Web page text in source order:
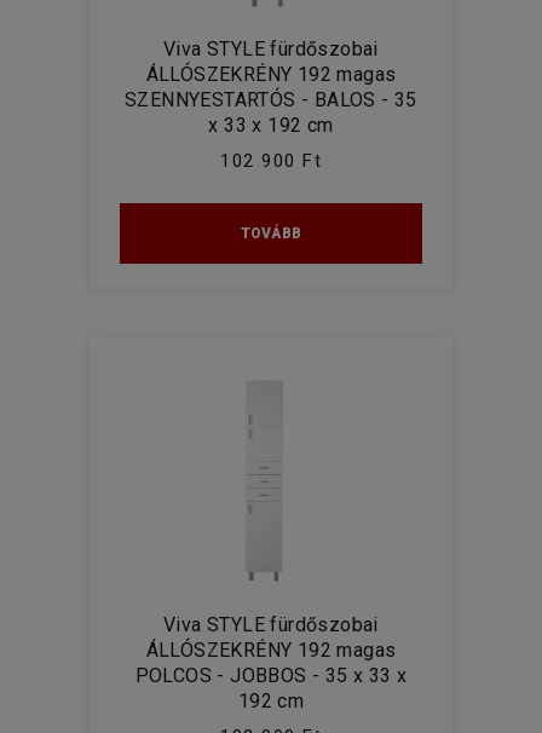
Viva STYLE fürdőszobai
ÁLLÓSZEKRÉNY 192 magas
SZENNYESTARTÓS - BALOS - 35
x 33 x 192 cm
102 900 Ft
TOVÁBB
Viva STYLE fürdőszobai
ÁLLÓSZEKRÉNY 192 magas
POLCOS - JOBBOS - 35 x 33 x
192 cm